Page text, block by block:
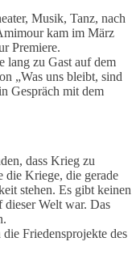
Musik, Tanz, nach
kam im März
Premiere.
lang zu Gast auf dem
„Was uns bleibt, sind
Gespräch mit dem
dass Krieg zu
die Kriege, die gerade
stehen. Es gibt keinen
Welt war. Das
Friedensprojekte des